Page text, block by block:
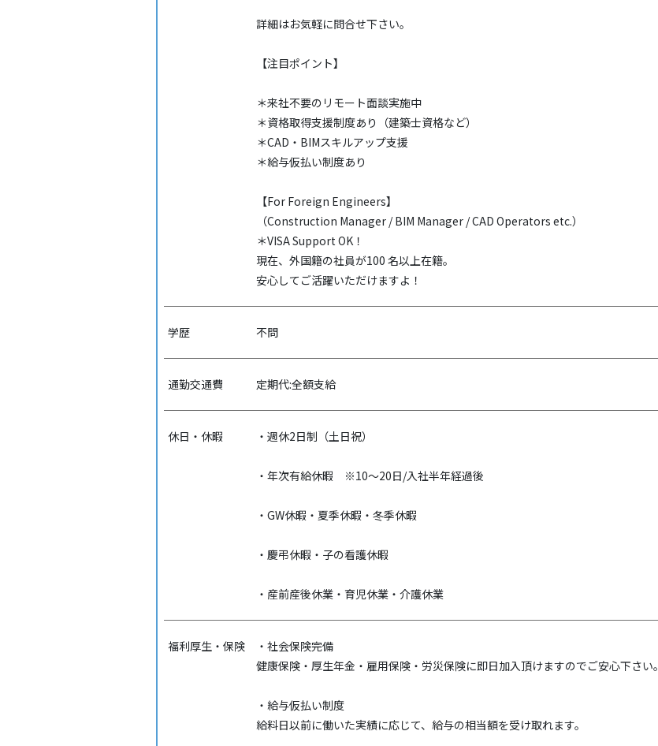
詳細はお気軽に問合せ下さい。
【注目ポイント】
＊来社不要のリモート面談実施中
＊資格取得支援制度あり（建築士資格など）
＊CAD・BIMスキルアップ支援
＊給与仮払い制度あり
【For Foreign Engineers】
（Construction Manager / BIM Manager / CAD Operators etc.）
＊VISA Support OK！
現在、外国籍の社員が100 名以上在籍。
安心してご活躍いただけますよ！
学歴 不問
通勤交通費 定期代:全額支給
休日・休暇 ・週休2日制（土日祝）
・年次有給休暇 ※10～20日/入社半年経過後
・GW休暇・夏季休暇・冬季休暇
・慶弔休暇・子の看護休暇
・産前産後休業・育児休業・介護休業
福利厚生・保険
・社会保険完備
健康保険・厚生年金・雇用保険・労災保険に即日加入頂けますのでご安心下さい。
・給与仮払い制度
給料日以前に働いた実績に応じて、給与の相当額を受け取れます。